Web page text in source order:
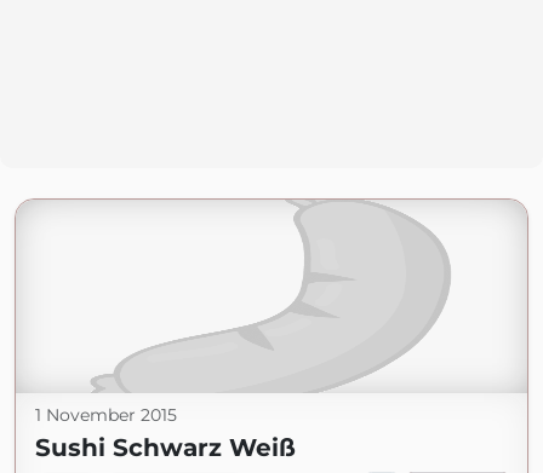
1 November 2015
Sushi Schwarz Weiß